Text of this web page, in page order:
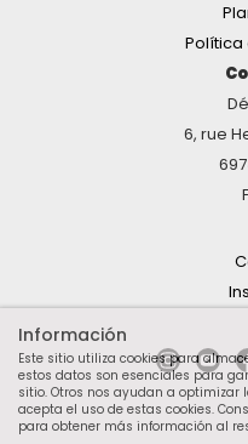
6, rue
Información
Este sitio utiliza cookies para
estos datos son esenciales para
sitio. Otros nos ayudan a optimizar
acepta el uso de estas cookies.
para obtener más información al